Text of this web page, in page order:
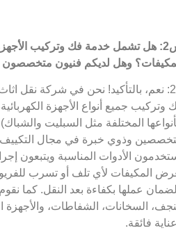
س2: هل تشمل خدمة فك وتركيب
وهل لديكم فنيون متخصصون
ج2: نعم، بالتأكيد! نحن في شركة نقل
وتركيب جميع أنواع الأجهزة
المختلفة مثل السبليت
وذوي خبرة في مجال التكييف
الأدوات المناسبة ويتبعون
المكيفات لأي تلف أو تسرب
عملها بكفاءة بعد النقل. كما
السخانات، الشفاطات، والأجهزة
فائقة.